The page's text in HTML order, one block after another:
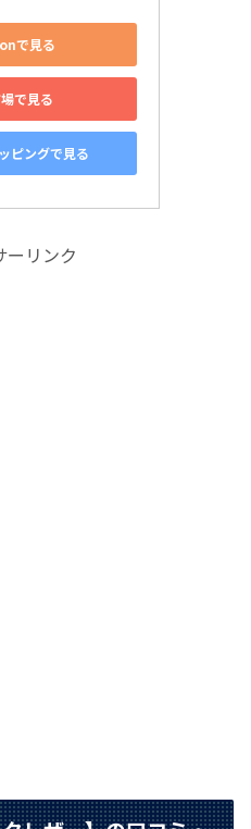
で見る
で見る
ピングで見る
ーリンク